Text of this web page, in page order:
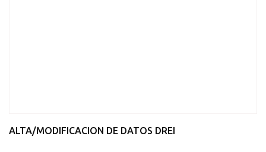
ALTA/MODIFICACION DE DATOS DREI